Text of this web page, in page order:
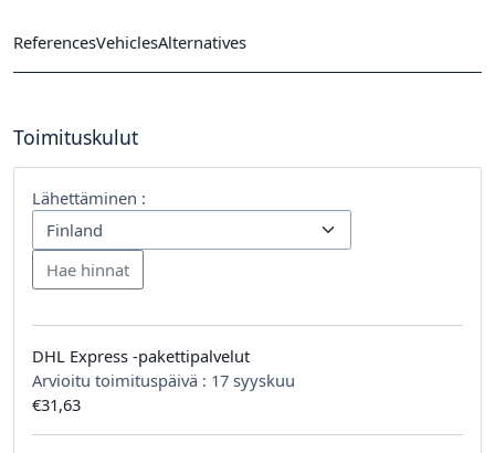
ReferencesVehiclesAlternatives
Toimituskulut
Lähettäminen :
DHL Express -pakettipalvelut
Arvioitu toimituspäivä : 17 syyskuu
€31,63